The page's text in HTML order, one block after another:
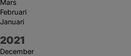
Mars
Februari
Januari
År:
2021
December